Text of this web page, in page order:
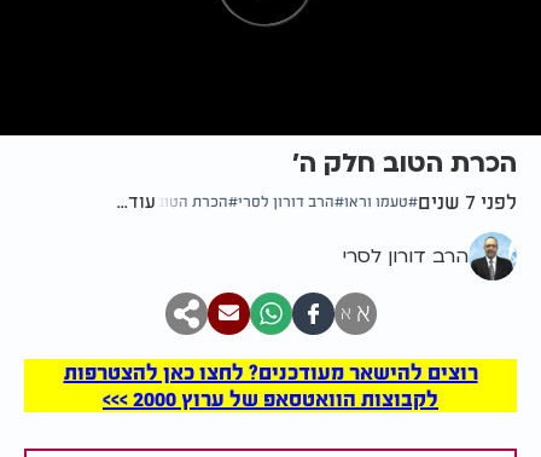
הכרת הטוב חלק ה’
לפני 7 שנים טעמו וראו הרב דורון לסרי הכרת הטוב עוד...
הרב דורון לסרי
א א
רוצים להישאר מעודכנים? לחצו כאן להצטרפות
לקבוצות הוואטסאפ של ערוץ 2000 >>>